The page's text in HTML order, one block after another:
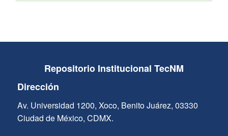
Repositorio Institucional TecNM
Dirección
Av. Universidad 1200, Xoco, Benito Juárez, 03330
Ciudad de México, CDMX.